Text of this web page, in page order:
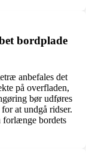
bordplade
anbefales det
på overfladen,
bør udføres
at undgå ridser.
forlænge bordets